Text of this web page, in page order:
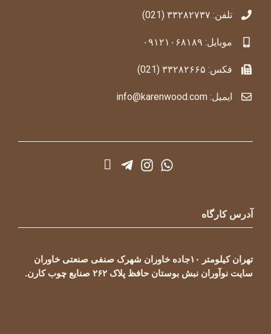
تلفن: ۳۳۲۸۲۷۳۷ (021)
موبایل: ۰۹۱۲۱۰۶۸۱۸۹
فکس: ۳۳۲۸۲۶۶۵ (021)
ایمیل: info@karenwood.com
آدرس کارگاه
تهران کیلومتر ۱۰جاده خاوران شهرک صنفی صنعتی خاوران
سایت نوآوران نبش بوستان حافظ پلاک ۲۶۲ صنایع چوب کارن.